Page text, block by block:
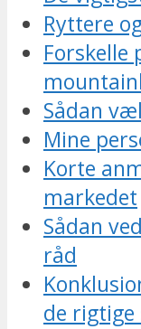
Ryttere
Forskelle
Sådan
Mine
Korte
markedet
Sådan
råd
de rigtige